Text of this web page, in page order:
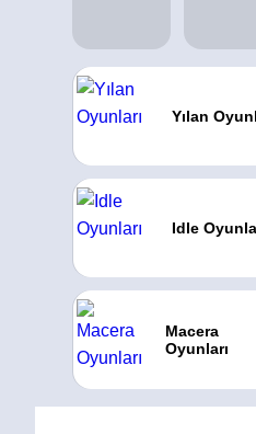
Yılan
Idle
Macera
Oyunları